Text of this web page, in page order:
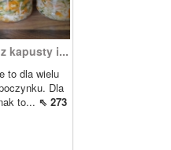
kapusty i...
to dla wielu
Dla
to... ⇖ 273